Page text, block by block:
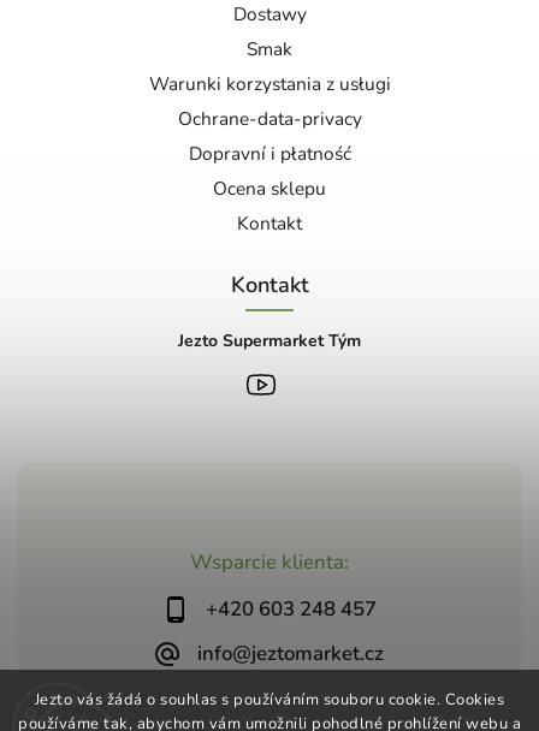
Jezto vás žádá o souhlas s používáním souboru cookie. Cookies
používáme tak, abychom vám umožnili pohodlné prohlížení webu a
Wsparcie klienta:
+420 603 248 457
info@jeztomarket.cz
Dostawy
Smak
Warunki korzystania z usługi
Ochrane-data-privacy
Dopravní i płatność
Ocena sklepu
Kontakt
Kontakt
Jezto Supermarket Tým